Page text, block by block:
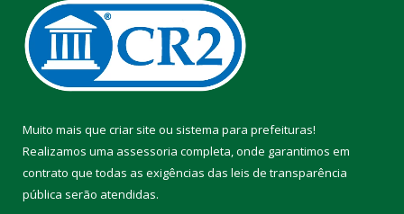
Muito mais que criar site ou sistema para prefeituras!
Realizamos uma assessoria completa, onde garantimos em
contrato que todas as exigências das leis de transparência
pública serão atendidas.